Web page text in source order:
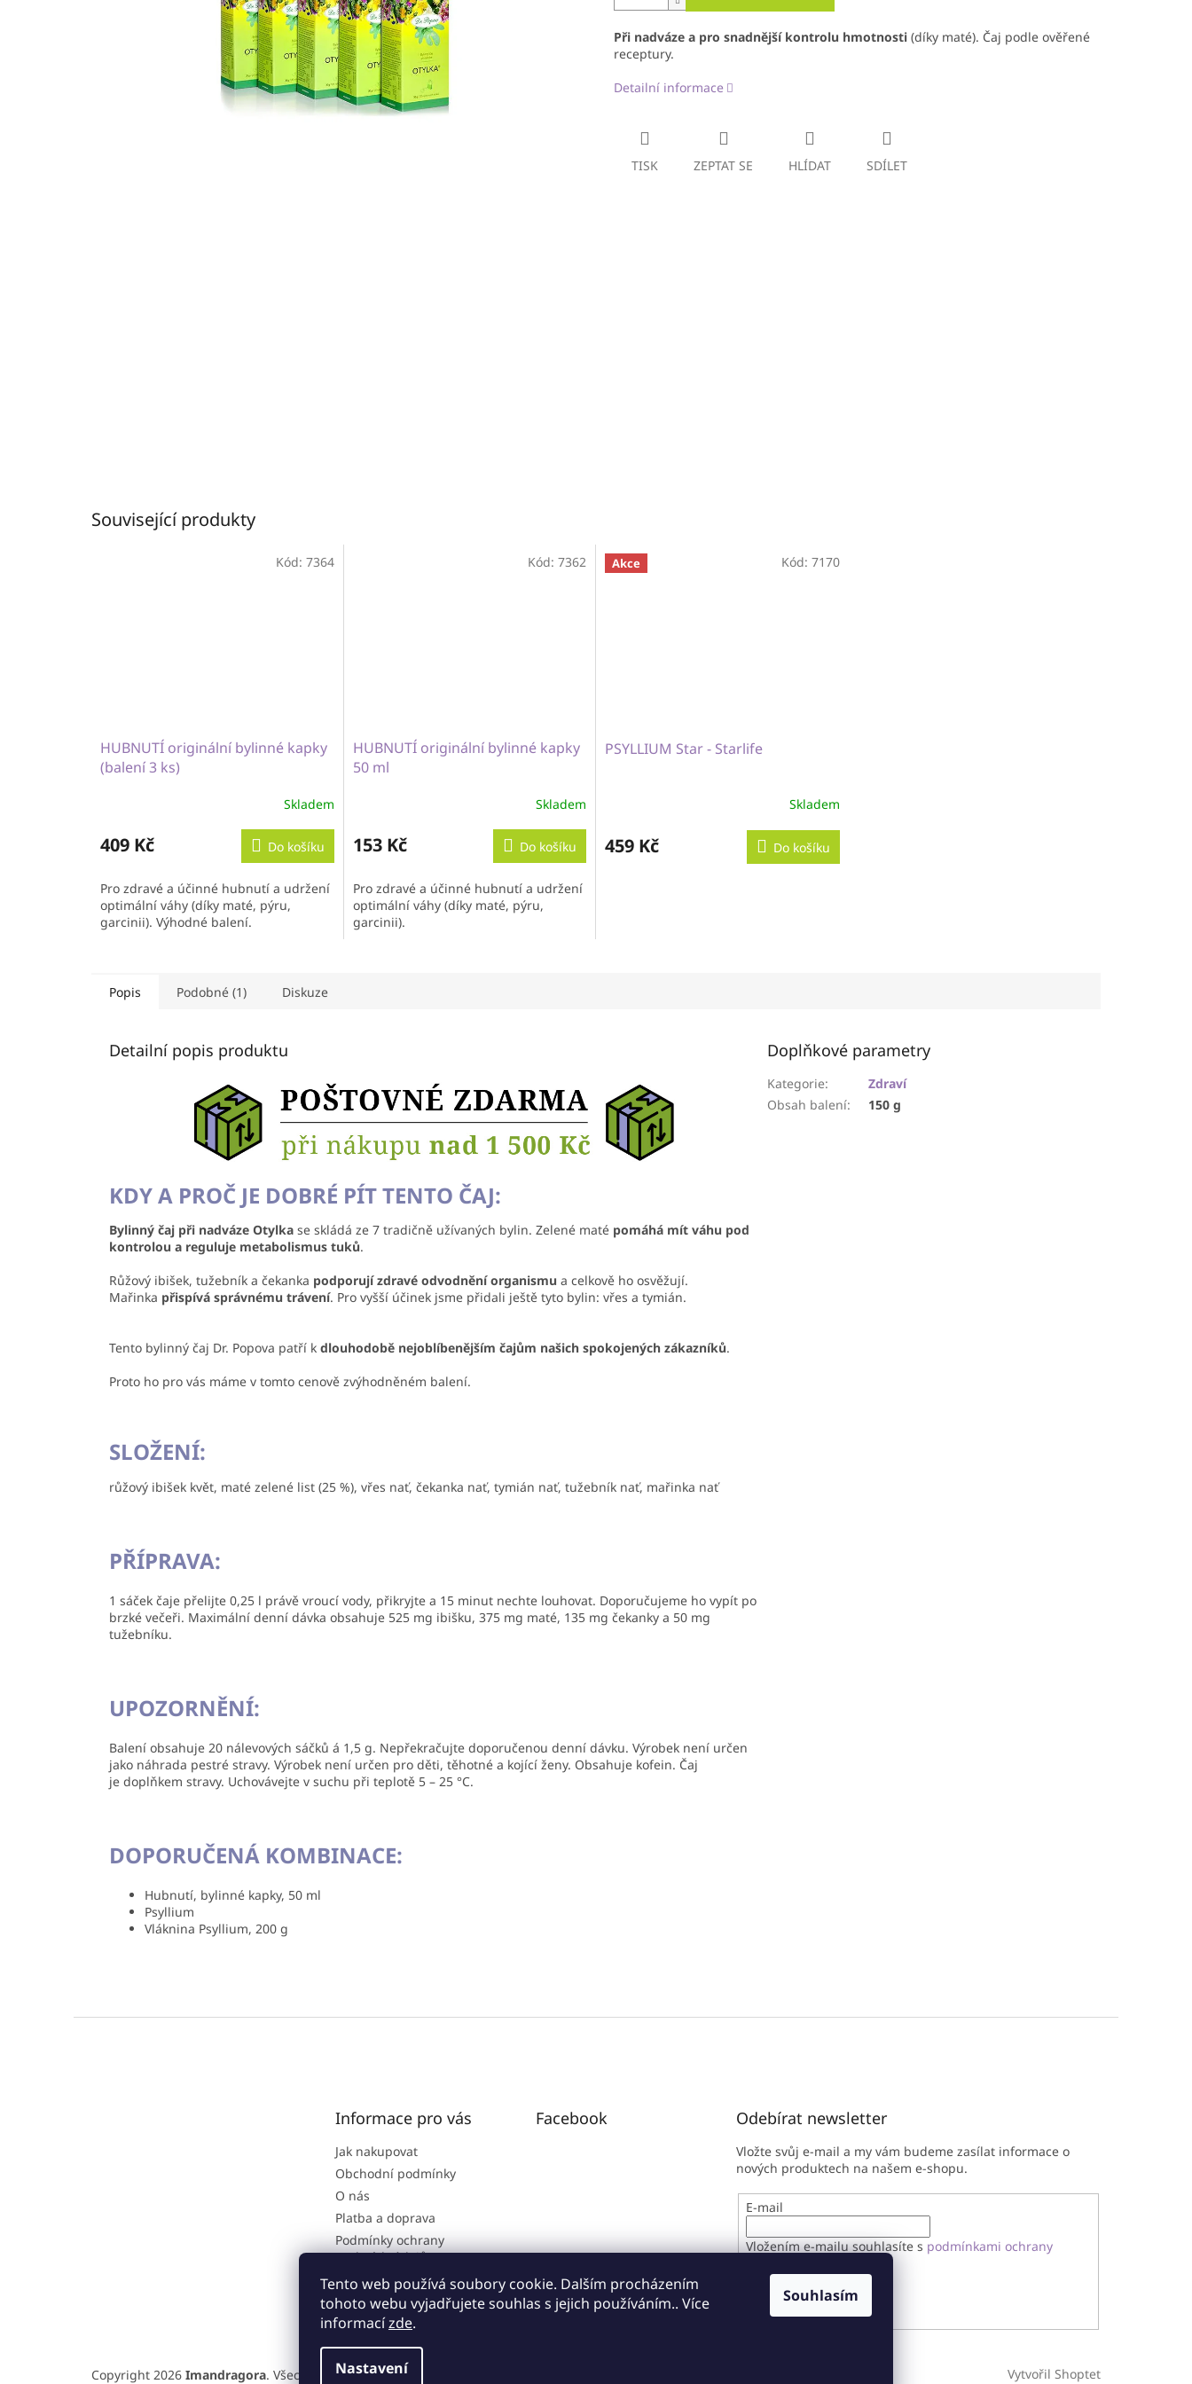
Tento web používá soubory cookie. Dalším procházením
tohoto webu vyjadřujete souhlas s jejich používáním.. Více
informacízde.
Nastavení
Souhlasím
Při nadváze a pro snadnější kontrolu hmotnosti (díky maté). Čaj podle ověřené
receptury.
Detailní informace
TISK ZEPTAT SE HLÍDAT SDÍLET
Související produkty
HUBNUTÍ originální bylinné kapky
(balení 3 ks)
Skladem
409 Kč Do košíku
Pro zdravé a účinné hubnutí a udržení
optimální váhy (díky maté, pýru,
garcinii). Výhodné balení.
Kód: 7364
HUBNUTÍ originální bylinné kapky
50 ml
Skladem
153 Kč Do košíku
Pro zdravé a účinné hubnutí a udržení
optimální váhy (díky maté, pýru,
garcinii).
Kód: 7362 Akce
PSYLLIUM Star - Starlife
Skladem
459 Kč Do košíku
Kód: 7170
Popis Podobné (1) Diskuze
Detailní popis produktu
KDY A PROČ JE DOBRÉ PÍT TENTO ČAJ:
Bylinný čaj při nadváze Otylka se skládá ze 7 tradičně užívaných bylin. Zelené maté pomáhá mít váhu pod
kontrolou a reguluje metabolismus tuků.
Růžový ibišek, tužebník a čekanka podporují zdravé odvodnění organismu a celkově ho osvěžují.
Mařinka přispívá správnému trávení. Pro vyšší účinek jsme přidali ještě tyto bylin: vřes a tymián.
Tento bylinný čaj Dr. Popova patří k dlouhodobě nejoblíbenějším čajům našich spokojených zákazníků.
Proto ho pro vás máme v tomto cenově zvýhodněném balení.
SLOŽENÍ:
růžový ibišek květ, maté zelené list (25 %), vřes nať, čekanka nať, tymián nať, tužebník nať, mařinka nať
PŘÍPRAVA:
1 sáček čaje přelijte 0,25 l právě vroucí vody, přikryjte a 15 minut nechte louhovat. Doporučujeme ho vypít po
brzké večeři. Maximální denní dávka obsahuje 525 mg ibišku, 375 mg maté, 135 mg čekanky a 50 mg
tužebníku.
UPOZORNĚNÍ:
Balení obsahuje 20 nálevových sáčků á 1,5 g. Nepřekračujte doporučenou denní dávku. Výrobek není určen
jako náhrada pestré stravy. Výrobek není určen pro děti, těhotné a kojící ženy. Obsahuje kofein. Čaj
je doplňkem stravy. Uchovávejte v suchu při teplotě 5 – 25 °C.
DOPORUČENÁ KOMBINACE:
Hubnutí, bylinné kapky, 50 ml
Psyllium
Vláknina Psyllium, 200 g
Doplňkové parametry
Kategorie:
Zdraví
Obsah balení: 150 g
Informace pro vás
Jak nakupovat
Obchodní podmínky
O nás
Platba a doprava
Podmínky ochrany
osobních údajů
Reklamační řád
Facebook Odebírat newsletter
Vložte svůj e-mail a my vám budeme zasílat informace o
nových produktech na našem e-shopu.
E-mail
Vložením e-mailu souhlasíte s podmínkami ochrany
PŘIHLÁSIT SE
Vytvořil Shoptet
Copyright 2026 Imandragora. Všechna práva vyhrazena.